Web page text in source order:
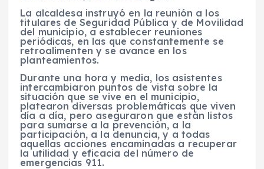
La alcaldesa instruyó en la reunión a los
titulares de Seguridad Pública y de Movilidad
del municipio, a establecer reuniones
periódicas, en las que constantemente se
retroalimenten y se avance en los
planteamientos.
Durante una hora y media, los asistentes
intercambiaron puntos de vista sobre la
situación que se vive en el municipio,
platearon diversas problemáticas que viven
día a día, pero aseguraron que están listos
para sumarse a la prevención, a la
participación, a la denuncia, y a todas
aquellas acciones encaminadas a recuperar
la utilidad y eficacia del número de
emergencias 911.